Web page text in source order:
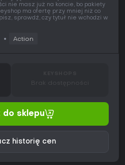
nie masz już na koncie, bo pakiety
ma ofertę przy mniej niż co
sprawdź, czy tytuł nie wchodzi w
Action
Brak dostępności
do sklepu
historię cen